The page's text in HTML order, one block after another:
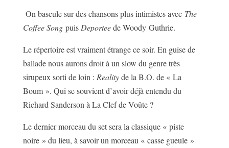
On bascule sur des chansons plus intimistes avec The
Coffee SongpuisDeporteede Woody Guthrie.
Le répertoire est vraiment étrange ce soir. En guise de
ballade nous aurons droit à un slow du genre très
sirupeux sorti de loin : Realityde la B.O. de « La
Boum ». Qui se souvient d’avoir déjà entendu du
Richard Sanderson à La Clef de Voûte ?
Le dernier morceau du set sera la classique « piste
noire » du lieu, à savoir un morceau « casse gueule »